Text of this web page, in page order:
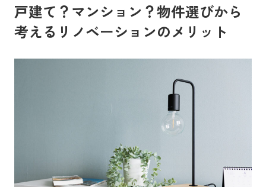
戸建て？マンション？物件選びから
考えるリノベーションのメリット